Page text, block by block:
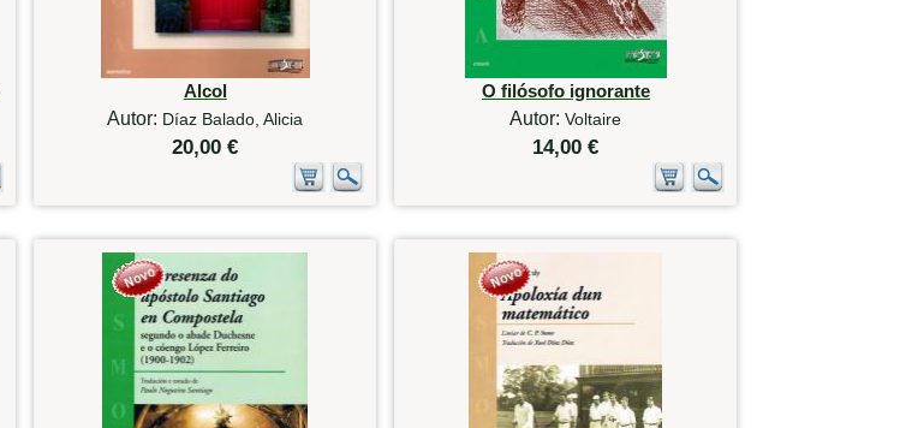
Alcol
Autor: Díaz Balado, Alicia
20,00 €
O filósofo ignorante
Autor:Voltaire
14,00 €